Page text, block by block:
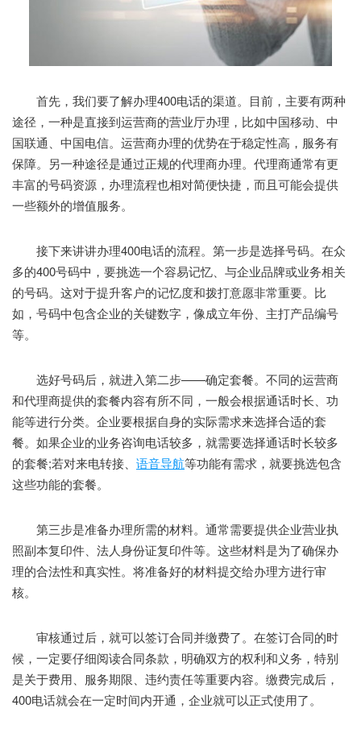
首先，我们要了解办理400电话的渠道。目前，主要有两种
途径，一种是直接到运营商的营业厅办理，比如中国移动、中
国联通、中国电信。运营商办理的优势在于稳定性高，服务有
保障。另一种途径是通过正规的代理商办理。代理商通常有更
丰富的号码资源，办理流程也相对简便快捷，而且可能会提供
一些额外的增值服务。
接下来讲讲办理400电话的流程。第一步是选择号码。在众
多的400号码中，要挑选一个容易记忆、与企业品牌或业务相关
的号码。这对于提升客户的记忆度和拨打意愿非常重要。比
如，号码中包含企业的关键数字，像成立年份、主打产品编号
等。
选好号码后，就进入第二步——确定套餐。不同的运营商
和代理商提供的套餐内容有所不同，一般会根据通话时长、功
能等进行分类。企业要根据自身的实际需求来选择合适的套
餐。如果企业的业务咨询电话较多，就需要选择通话时长较多
的套餐;若对来电转接、 语音导航等功能有需求，就要挑选包含
这些功能的套餐。
第三步是准备办理所需的材料。通常需要提供企业营业执
照副本复印件、法人身份证复印件等。这些材料是为了确保办
理的合法性和真实性。将准备好的材料提交给办理方进行审
核。
审核通过后，就可以签订合同并缴费了。在签订合同的时
候，一定要仔细阅读合同条款，明确双方的权利和义务，特别
是关于费用、服务期限、违约责任等重要内容。缴费完成后，
400电话就会在一定时间内开通，企业就可以正式使用了。